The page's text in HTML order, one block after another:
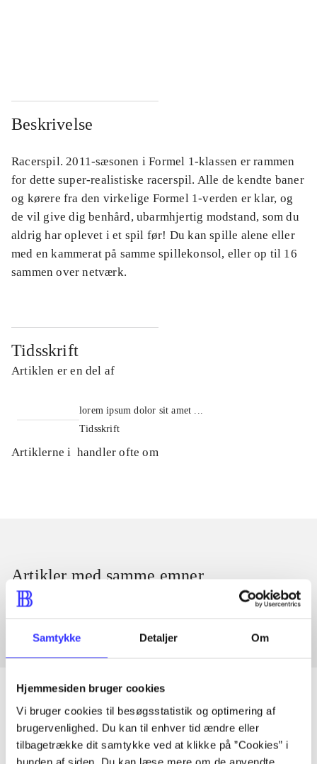
Samtykke Detaljer Om
Hjemmesiden bruger cookies
Vi bruger cookies til besøgsstatistik og optimering af
brugervenlighed. Du kan til enhver tid ændre eller
tilbagetrække dit samtykke ved at klikke på ”Cookies” i
bunden af siden. Du kan læse mere om de anvendte
Beskrivelse
Racerspil. 2011-sæsonen i Formel 1-klassen er rammen
for dette super-realistiske racerspil. Alle de kendte baner
og kørere fra den virkelige Formel 1-verden er klar, og
de vil give dig benhård, ubarmhjertig modstand, som du
aldrig har oplevet i et spil før! Du kan spille alene eller
med en kammerat på samme spillekonsol, eller op til 16
sammen over netværk.
Tidsskrift
Artiklen er en del af
lorem ipsum dolor sit amet ...
Tidsskrift
Artiklerne i handler ofte om
Artikler med samme emner
Fra
Artikler
Alle registrerede artikler fordelt på udgivelser